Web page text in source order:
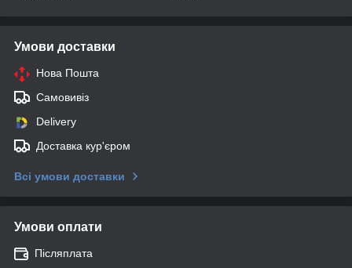
Умови доставки
Нова Пошта
Самовивіз
Delivery
Доставка кур'єром
Всі умови доставки
Умови оплати
Післяплата